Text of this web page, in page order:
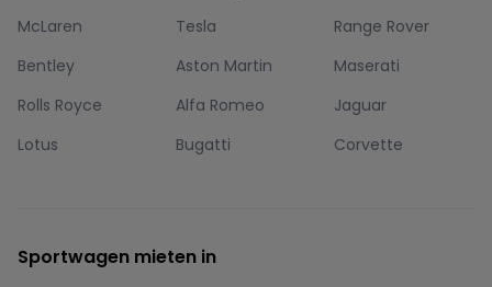
McLaren
Tesla
Range Rover
Bentley
Aston Martin
Maserati
Rolls Royce
Alfa Romeo
Jaguar
Lotus
Bugatti Corvette
Sportwagen mieten in